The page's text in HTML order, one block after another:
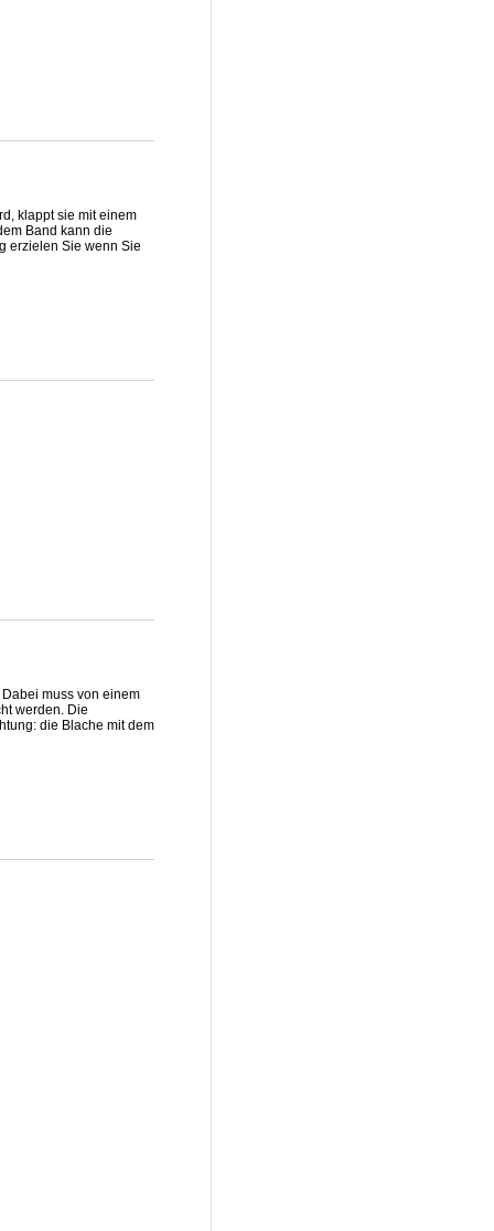
klappt sie mit einem
Band kann die
erzielen Sie wenn Sie
muss von einem
werden. Die
die Blache mit dem